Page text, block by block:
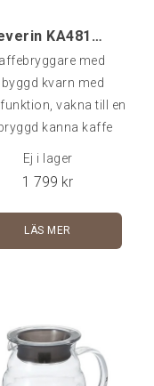
Severin KA4813, Bryggare med kvarn
med
kvarn med
vakna till en
kanna kaffe
Ej i lager
1 799 kr
LÄS MER